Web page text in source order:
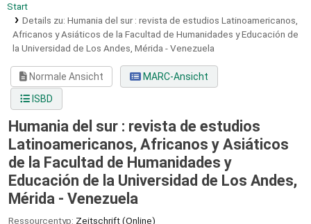
Start
Details zu: Humania del sur : revista de estudios Latinoamericanos,
Africanos y Asiáticos de la Facultad de Humanidades y Educación de
la Universidad de Los Andes, Mérida - Venezuela
Normale Ansicht
MARC-Ansicht
ISBD
Humania del sur : revista de estudios
Latinoamericanos, Africanos y Asiáticos
de la Facultad de Humanidades y
Educación de la Universidad de Los Andes,
Mérida - Venezuela
Ressourcentyp: Zeitschrift (Online)